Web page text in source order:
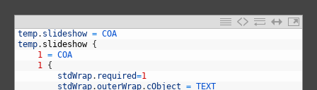
temp. slideshow = COA
temp. slideshow {
1 = COA
1 {
stdWrap. required=1
stdWrap.outerWrap. cObject = TEXT